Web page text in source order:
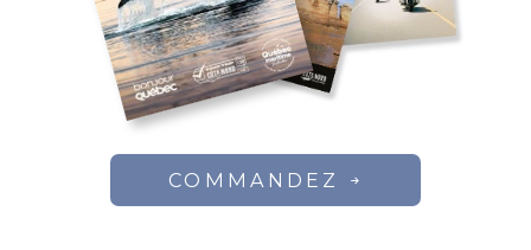
COMMANDEZ